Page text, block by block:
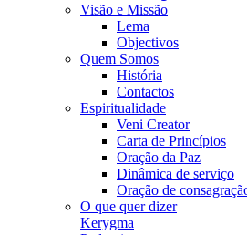
Visão e Missão
Lema
Objectivos
Quem Somos
História
Contactos
Espiritualidade
Veni Creator
Carta de Princípios
Oração da Paz
Dinâmica de serviço
Oração de
O que quer dizer
Kerygma